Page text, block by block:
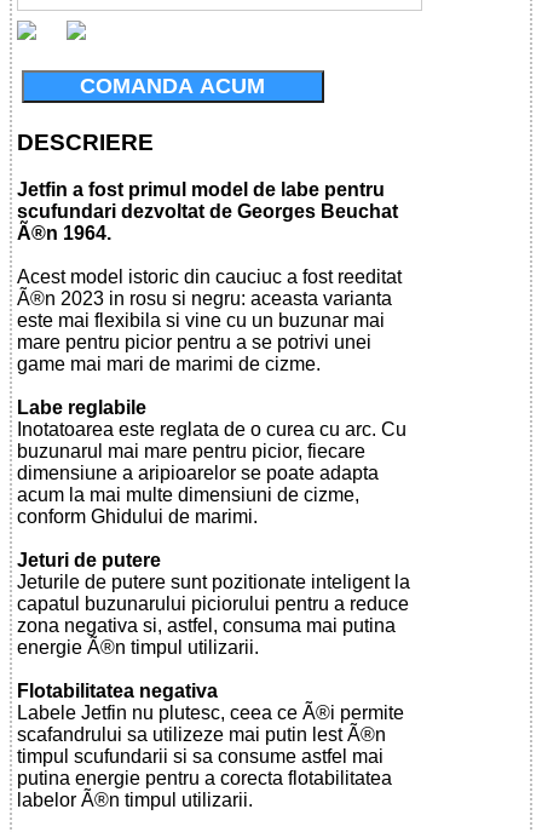
COMANDA ACUM
DESCRIERE
Jetfin a fost primul model de labe pentru
scufundari dezvoltat de Georges Beuchat
Ã®n 1964.
Acest model istoric din cauciuc a fost reeditat
Ã®n 2023 in rosu si negru: aceasta varianta
este mai flexibila si vine cu un buzunar mai
mare pentru picior pentru a se potrivi unei
game mai mari de marimi de cizme.
Labe reglabile
Inotatoarea este reglata de o curea cu arc. Cu
buzunarul mai mare pentru picior, fiecare
dimensiune a aripioarelor se poate adapta
acum la mai multe dimensiuni de cizme,
conform Ghidului de marimi.
Jeturi de putere
Jeturile de putere sunt pozitionate inteligent la
capatul buzunarului piciorului pentru a reduce
zona negativa si, astfel, consuma mai putina
energie Ã®n timpul utilizarii.
Flotabilitatea negativa
Labele Jetfin nu plutesc, ceea ce Ã®i permite
scafandrului sa utilizeze mai putin lest Ã®n
timpul scufundarii si sa consume astfel mai
putina energie pentru a corecta flotabilitatea
labelor Ã®n timpul utilizarii.